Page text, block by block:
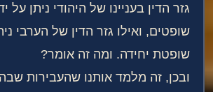
גזר הדין בעניינו של היהודי ניתן על
שופטים, ואילו גזר הדין של הערבי
שופטת יחידה. ומה זה אומר?
ובכן, זה מלמד אותנו שהעבירות